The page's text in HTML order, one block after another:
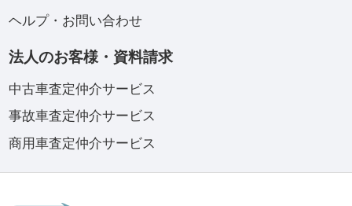
ヘルプ・お問い合わせ
法人のお客様・資料請求
中古車査定仲介サービス
事故車査定仲介サービス
商用車査定仲介サービス